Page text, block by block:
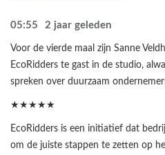
05:55 2 jaar geleden
Voor de vierde maal zijn Sanne
EcoRidders te gast in de studio,
spreken over duurzaam
★★★★★
EcoRidders is een initiatief dat
om de juiste stappen te zetten op